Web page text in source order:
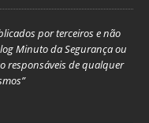
por terceiros e não
Minuto da Segurança ou
responsáveis de qualquer